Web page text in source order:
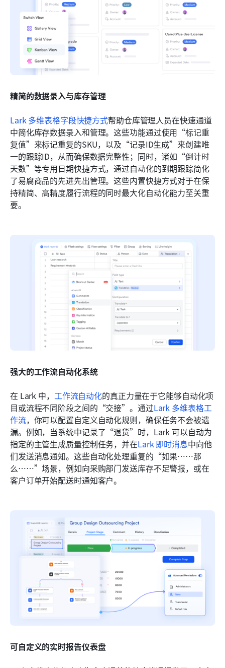
精简的数据录入与库存管理
Lark 多维表格字段快捷方式帮助仓库管理人员在快速通道
中简化库存数据录入和管理。这些功能通过使用“标记重
复值”来标记重复的SKU，以及“记录ID生成”来创建唯
一的跟踪ID，从而确保数据完整性；同时，诸如“倒计时
天数”等专用日期快捷方式，通过自动化的到期跟踪简化
了易腐商品的先进先出管理。这些内置快捷方式对于在保
持精简、高精度履行流程的同时最大化自动化能力至关重
要。
强大的工作流自动化系统
在 Lark 中， 工作流自动化的真正力量在于它能够自动化项
目或流程不同阶段之间的“交接”。通过Lark 多维表格工
作流，你可以配置自定义自动化规则，确保任务不会被遗
漏。例如，当系统中记录了“退货”时，Lark 可以自动为
指定的主管生成质量控制任务，并在Lark 即时消息中向他
们发送消息通知。这些自动化处理重复的“如果……那
么……”场景，例如向采购部门发送库存不足警报，或在
客户订单开始配送时通知客户。
可自定义的实时报告仪表盘